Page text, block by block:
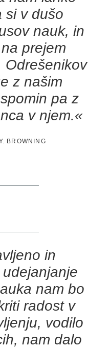
si v dušo
nauk, in
prejem
Odrešenikov
z našim
pa z
v njem.«
BROWNING
in
nam bo
radost v
vodilo
nam dalo